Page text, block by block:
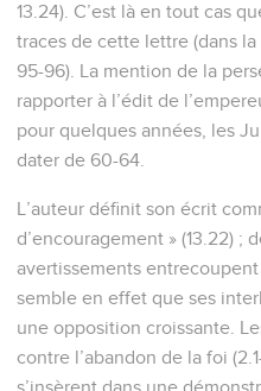
13.24). C’est là en tout cas
traces de cette lettre (dans
95-96). La mention de la
rapporter à l’édit de
pour quelques années, les
dater de 60-64.
L’auteur définit son écrit
d’encouragement » (13.22) ;
avertissements
semble en effet que ses
une opposition croissante.
contre l’abandon de la foi
s’insèrent dans une